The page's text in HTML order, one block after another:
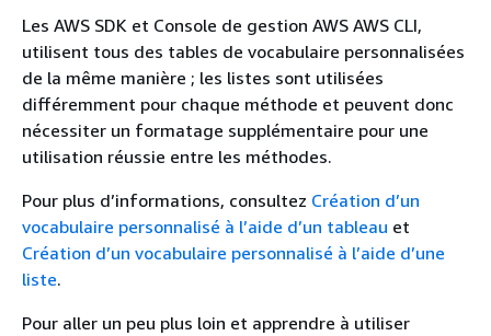
Les AWS SDK et Console de gestion AWS AWS CLI,
utilisent tous des tables de vocabulaire personnalisées
de la même manière ; les listes sont utilisées
différemment pour chaque méthode et peuvent donc
nécessiter un formatage supplémentaire pour une
utilisation réussie entre les méthodes.
Pour plus d’informations, consultez Création d’un
vocabulaire personnalisé à l’aide d’un tableau et
Création d’un vocabulaire personnalisé à l’aide d’une
liste.
Pour aller un peu plus loin et apprendre à utiliser